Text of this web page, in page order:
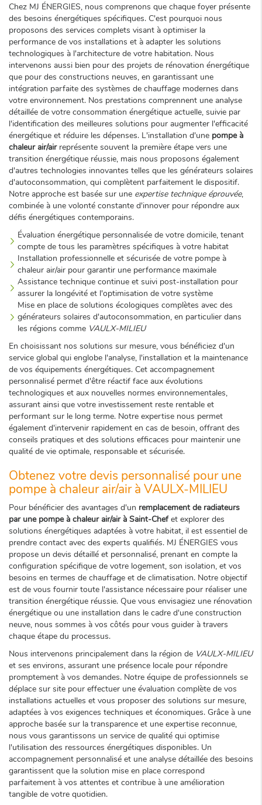
Chez MJ ÉNERGIES, nous comprenons que chaque foyer présente
des besoins énergétiques spécifiques. C'est pourquoi nous
proposons des services complets visant à optimiser la
performance de vos installations et à adapter les solutions
technologiques à l'architecture de votre habitation. Nous
intervenons aussi bien pour des projets de rénovation énergétique
que pour des constructions neuves, en garantissant une
intégration parfaite des systèmes de chauffage modernes dans
votre environnement. Nos prestations comprennent une analyse
détaillée de votre consommation énergétique actuelle, suivie par
l'identification des meilleures solutions pour augmenter l'efficacité
énergétique et réduire les dépenses. L'installation d'une pompe à
chaleur air/airreprésente souvent la première étape vers une
transition énergétique réussie, mais nous proposons également
d'autres technologies innovantes telles que les générateurs solaires
d'autoconsommation, qui complètent parfaitement le dispositif.
Notre approche est basée sur une expertise technique éprouvée,
combinée à une volonté constante d'innover pour répondre aux
défis énergétiques contemporains.
Évaluation énergétique personnalisée de votre domicile, tenant
compte de tous les paramètres spécifiques à votre habitat
Installation professionnelle et sécurisée de votre pompe à
chaleur air/air pour garantir une performance maximale
Assistance technique continue et suivi post-installation pour
assurer la longévité et l'optimisation de votre système
Mise en place de solutions écologiques complètes avec des
générateurs solaires d'autoconsommation, en particulier dans
les régions comme VAULX-MILIEU
En choisissant nos solutions sur mesure, vous bénéficiez d'un
service global qui englobe l'analyse, l'installation et la maintenance
de vos équipements énergétiques. Cet accompagnement
personnalisé permet d'être réactif face aux évolutions
technologiques et aux nouvelles normes environnementales,
assurant ainsi que votre investissement reste rentable et
performant sur le long terme. Notre expertise nous permet
également d'intervenir rapidement en cas de besoin, offrant des
conseils pratiques et des solutions efficaces pour maintenir une
qualité de vie optimale, responsable et sécurisée.
Obtenez votre devis personnalisé pour une
pompe à chaleur air/air à VAULX-MILIEU
Pour bénéficier des avantages d'un remplacement de radiateurs
par une pompe à chaleur air/air à Saint-Chefet explorer des
solutions énergétiques adaptées à votre habitat, il est essentiel de
prendre contact avec des experts qualifiés. MJ ÉNERGIES vous
propose un devis détaillé et personnalisé, prenant en compte la
configuration spécifique de votre logement, son isolation, et vos
besoins en termes de chauffage et de climatisation. Notre objectif
est de vous fournir toute l'assistance nécessaire pour réaliser une
transition énergétique réussie. Que vous envisagiez une rénovation
énergétique ou une installation dans le cadre d'une construction
neuve, nous sommes à vos côtés pour vous guider à travers
chaque étape du processus.
Nous intervenons principalement dans la région de VAULX-MILIEU
et ses environs, assurant une présence locale pour répondre
promptement à vos demandes. Notre équipe de professionnels se
déplace sur site pour effectuer une évaluation complète de vos
installations actuelles et vous proposer des solutions sur mesure,
adaptées à vos exigences techniques et économiques. Grâce à une
approche basée sur la transparence et une expertise reconnue,
nous vous garantissons un service de qualité qui optimise
l'utilisation des ressources énergétiques disponibles. Un
accompagnement personnalisé et une analyse détaillée des besoins
garantissent que la solution mise en place correspond
parfaitement à vos attentes et contribue à une amélioration
tangible de votre quotidien.